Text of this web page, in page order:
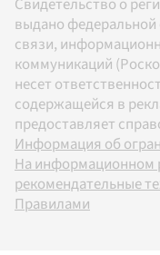
Свидетельство о
выдано
связи,
коммуникаций
несет
содержащейся в
предоставляет
Информация об
На информационном
рекомендательные
Правилами